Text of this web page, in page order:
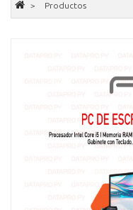
Productos